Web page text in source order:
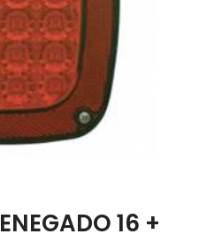
16 +